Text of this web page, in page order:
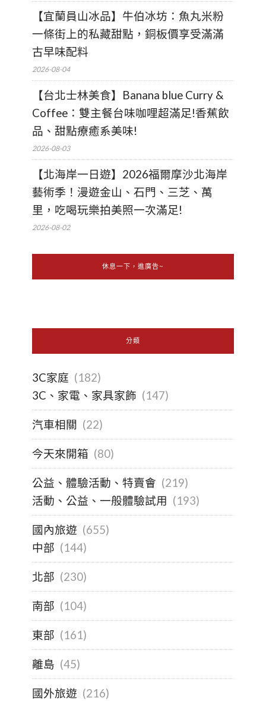
【宜蘭員山冰品】牛伯冰坊：魚丸米粉
一條街上的私藏甜點，銅板價享受滿滿
古早味配料
2026-08-04
【台北士林美食】Banana blue Curry &
Coffee：雙主餐台味咖哩超滿足!香蕉飲
品、甜點療癒系美味!
2026-08-03
【北海岸一日遊】2026福爾摩沙北海岸
藝術季！漫遊金山、石門、三芝、萬
里，吃喝玩樂拍美照一次滿足!
2026-08-02
休息一下，進廣告~
分類
3C家庭 (182)
3C、家電、家具家飾 (147)
汽車相關 (22)
今天來開箱 (80)
公益、體驗活動、特賣會 (219)
活動、公益、一般體驗試用 (193)
國內旅遊 (655)
中部 (144)
北部 (230)
南部 (104)
東部 (161)
離島 (45)
國外旅遊 (216)